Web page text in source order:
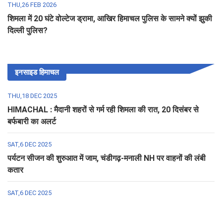
THU,26 FEB 2026
शिमला में 20 घंटे वोल्टेज ड्रामा, आखिर हिमाचल पुलिस के सामने क्यों झुकी
दिल्ली पुलिस?
इनसाइड हिमाचल
THU,18 DEC 2025
HIMACHAL : मैदानी शहरों से गर्म रही शिमला की रात, 20 दिसंबर से
बर्फबारी का अलर्ट
SAT,6 DEC 2025
पर्यटन सीजन की शुरुआत में जाम, चंडीगढ़-मनाली NH पर वाहनों की लंबी
कतार
SAT,6 DEC 2025